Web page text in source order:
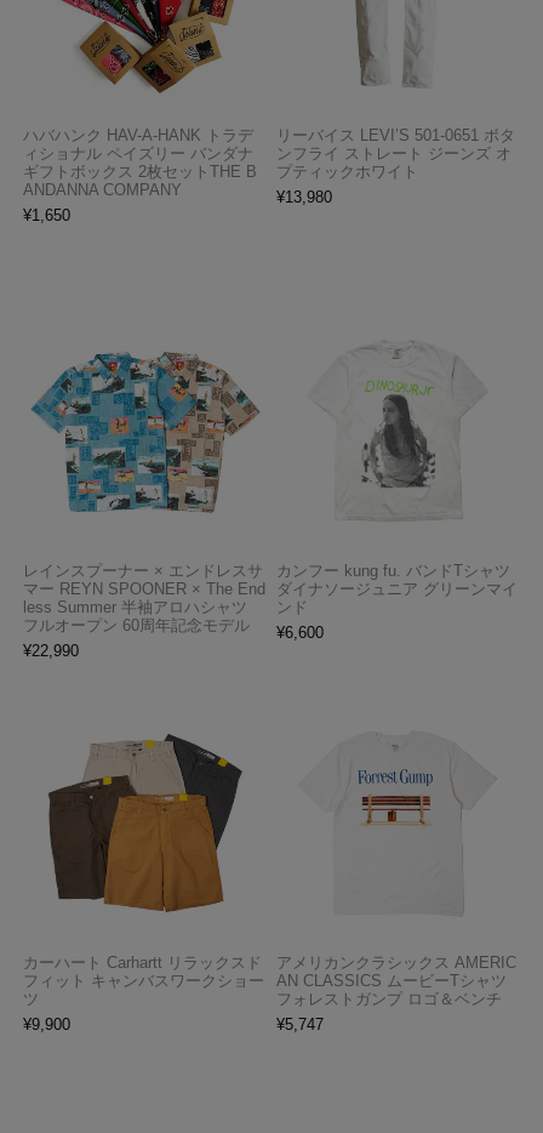
ハバハンク HAV-A-HANK トラデ
ィショナル ペイズリー バンダナ
ギフトボックス 2枚セットTHE B
ANDANNA COMPANY
¥1,650
リーバイス LEVI’S 501-0651 ボタ
ンフライ ストレート ジーンズ オ
プティックホワイト
¥13,980
レインスプーナー × エンドレスサ
マー REYN SPOONER × The End
less Summer 半袖アロハシャツ
フルオープン 60周年記念モデル
¥22,990
カンフー kung fu. バンドTシャツ
ダイナソージュニア グリーンマイ
ンド
¥6,600
カーハート Carhartt リラックスド
フィット キャンバスワークショー
ツ
¥9,900
アメリカンクラシックス AMERIC
AN CLASSICS ムービーTシャツ
フォレストガンプ ロゴ＆ベンチ
¥5,747